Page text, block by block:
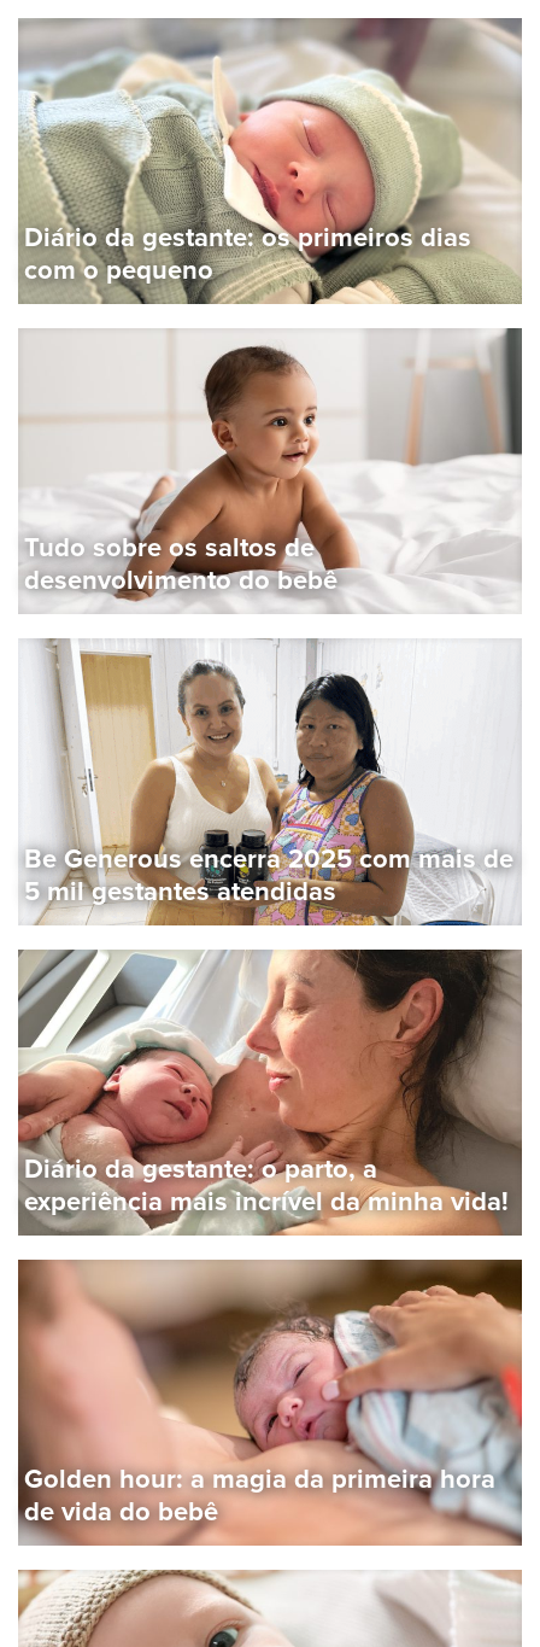
Diário da gestante: os primeiros dias
com o pequeno
Tudo sobre os saltos de
desenvolvimento do bebê
Be Generous encerra 2025 com mais de
5 mil gestantes atendidas
Diário da gestante: o parto, a
experiência mais incrível da minha vida!
Golden hour: a magia da primeira hora
de vida do bebê